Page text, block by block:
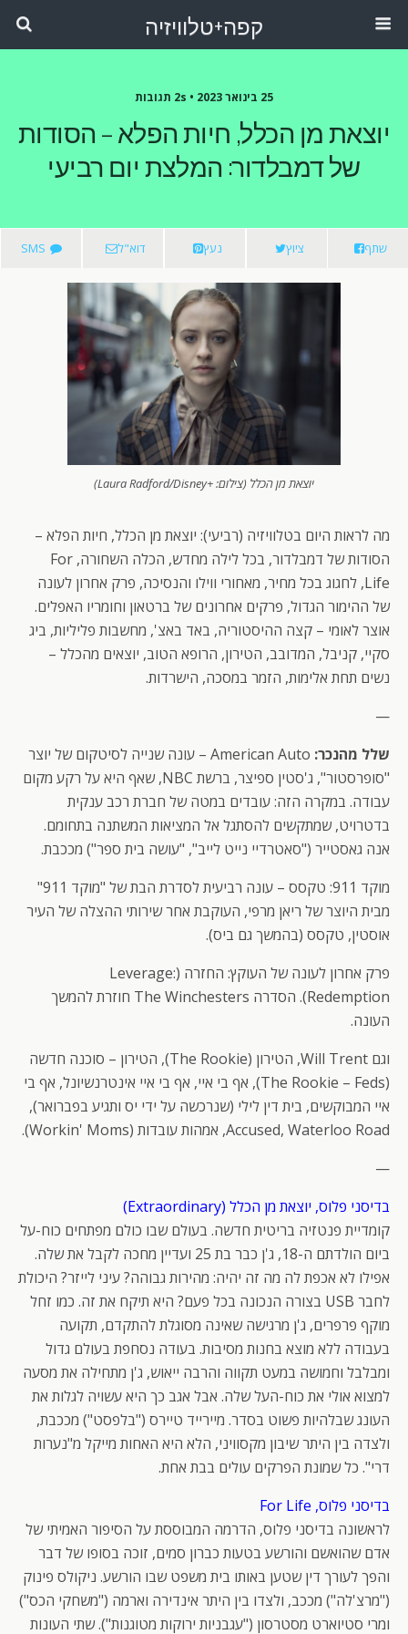
קפה+טלוויזיה
25 בינואר 2023 • 2s תגובות
יוצאת מן הכלל, חיות הפלא – הסודות
של דמבלדור: המלצת יום רביעי
שתף ציוץ נעץ דוא"ל SMS
יוצאת מן הכלל (צילום: +Laura Radford/Disney)
מה לראות היום בטלוויזיה (רביעי): יוצאת מן הכלל, חיות הפלא –
הסודות של דמבלדור, בכל לילה מחדש, הכלה השחורה, For
Life, לחגוג בכל מחיר, מאחורי ווילו והנסיכה, פרק אחרון לעונה
של ההימור הגדול, פרקים אחרונים של ברטאון וחומריו האפלים.
אוצר לאומי – קצה ההיסטוריה, באד באצ', מחשבות פליליות, ביג
סקיי, קניבל, המדובב, הטירון, הרופא הטוב, יוצאים מהכלל –
נשים תחת אלימות, הזמר במסכה, הישרדות.
—
שלל מהנכר:
American Auto – עונה שנייה לסיטקום של יוצר
"סופרסטור", ג'סטין ספיצר, ברשת NBC, שאף היא על רקע מקום
עבודה. במקרה הזה: עובדים במטה של חברת רכב ענקית
בדטרויט, שמתקשים להסתגל אל המציאות המשתנה בתחומם.
אנה גאסטייר ("סאטרדיי נייט לייב", "עושה בית ספר") מככבת.
מוקד 911: טקסס – עונה רביעית לסדרת הבת של "מוקד 911"
מבית היוצר של ריאן מרפי, העוקבת אחר שירותי ההצלה של העיר
אוסטין, טקסס (בהמשך גם ביס).
פרק אחרון לעונה של העוקץ: החזרה (Leverage:
Redemption). הסדרה The Winchesters חוזרת להמשך
העונה.
וגם Will Trent, הטירון (The Rookie), הטירון – סוכנה חדשה
(The Rookie – Feds), אף בי איי, אף בי איי אינטרנשיונל, אף בי
איי המבוקשים, בית דין לילי (שנרכשה על ידי יס ותגיע בפברואר),
Accused, Waterloo Road, אמהות עובדות (Workin' Moms).
—
בדיסני פלוס, יוצאת מן הכלל (Extraordinary)
קומדיית פנטזיה בריטית חדשה. בעולם שבו כולם מפתחים כוח-על
ביום הולדתם ה-18, ג'ן כבר בת 25 ועדיין מחכה לקבל את שלה.
אפילו לא אכפת לה מה זה יהיה: מהירות גבוהה? עיני לייזר? היכולת
לחבר USB בצורה הנכונה בכל פעם? היא תיקח את זה. כמו זחל
מוקף פרפרים, ג'ן מרגישה שאינה מסוגלת להתקדם, תקועה
בעבודה ללא מוצא בחנות מסיבות. בעודה נסחפת בעולם גדול
ומבלבל וחמושה במעט תקווה והרבה ייאוש, ג'ן מתחילה את מסעה
למצוא אולי את כוח-העל שלה. אבל אגב כך היא עשויה לגלות את
העונג שבלהיות פשוט בסדר. מיירייד טיירס ("בלפסט") מככבת,
ולצדה בין היתר שיבון מקסוויני, הלא היא האחות מייקל מ"נערות
דרי". כל שמונת הפרקים עולים בבת אחת.
בדיסני פלוס, For Life
לראשונה בדיסני פלוס, הדרמה המבוססת על הסיפור האמיתי של
אדם שהואשם והורשע בטעות כברון סמים, זוכה בסופו של דבר
והפך לעורך דין שטען באותו בית משפט שבו הורשע. ניקולס פינוק
("מרצ'לה") מככב, ולצדו בין היתר אינדירה וארמה ("משחקי הכס")
ומרי סטיוארט מסטרסון ("עגבניות ירוקות מטוגנות"). שתי העונות